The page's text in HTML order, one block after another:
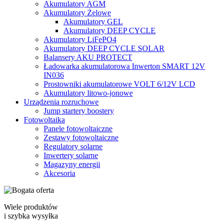
Akumulatory AGM
Akumulatory Żelowe
Akumulatory GEL
Akumulatory DEEP CYCLE
Akumulatory LiFePO4
Akumulatory DEEP CYCLE SOLAR
Balansery AKU PROTECT
Ładowarka akumulatorowa Inwerton SMART 12V
IN036
Prostowniki akumulatorowe VOLT 6/12V LCD
Akumulatory litowo-jonowe
Urządzenia rozruchowe
Jump startery boostery
Fotowoltaika
Panele fotowoltaiczne
Zestawy fotowoltaiczne
Regulatory solarne
Inwertery solarne
Magazyny energii
Akcesoria
Wiele produktów
i szybka wysyłka